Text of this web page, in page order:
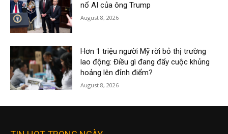
nổ AI của ông Trump
August 8, 2026
Hơn 1 triệu người Mỹ rời bỏ thị trường
lao động: Điều gì đang đẩy cuộc khủng
hoảng lên đỉnh điểm?
August 8, 2026